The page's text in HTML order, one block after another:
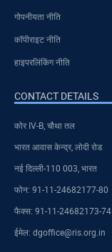
गोपनीयता नीति
कॉपीराइट नीति
हाइपरलिंकिंग नीति
CONTACT DETAILS
कोर IV-B, चौथा तल
भारत आवास केन्द्र, लोदी रोड
नई दिल्ली-110 003, भारत
फोन: 91-11-24682177-80
फैक्स: 91-11-24682173-74
ईमेल: dgoffice@ris.org.in